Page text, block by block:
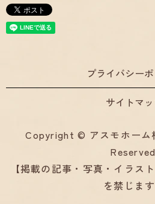
プライバシー
サイトマ
Copyright © アスモホーム
【掲載の記事・写真・イラス
を禁じます